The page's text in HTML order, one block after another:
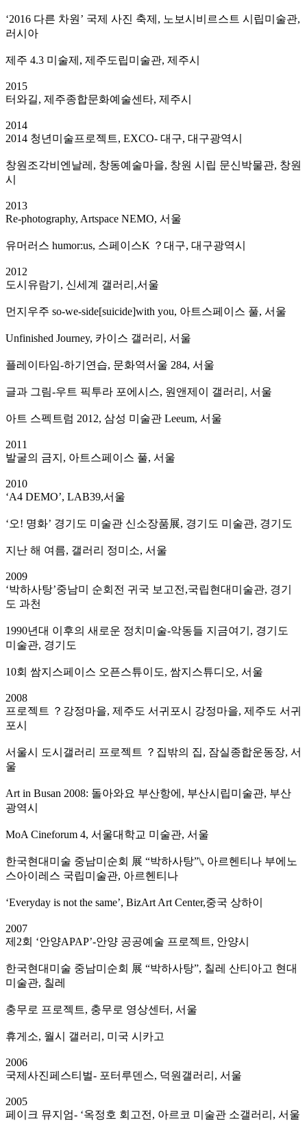
‘2016 다른 차원’ 국제 사진 축제, 노보시비르스트 시립미술관,
러시아
제주 4.3 미술제, 제주도립미술관, 제주시
2015
터와길, 제주종합문화예술센타, 제주시
2014
2014 청년미술프로젝트, EXCO- 대구, 대구광역시
창원조각비엔날레, 창동예술마을, 창원 시립 문신박물관, 창원
시
2013
Re-photography, Artspace NEMO, 서울
유머러스 humor:us, 스페이스K ？대구, 대구광역시
2012
도시유람기, 신세계 갤러리,서울
먼지우주 so-we-side[suicide]with you, 아트스페이스 풀, 서울
Unfinished Journey, 카이스 갤러리, 서울
플레이타임-하기연습, 문화역서울 284, 서울
글과 그림-우트 픽투라 포에시스, 원앤제이 갤러리, 서울
아트 스펙트럼 2012, 삼성 미술관 Leeum, 서울
2011
발굴의 금지, 아트스페이스 풀, 서울
2010
‘A4 DEMO’, LAB39,서울
‘오! 명화’ 경기도 미술관 신소장품展, 경기도 미술관, 경기도
지난 해 여름, 갤러리 정미소, 서울
2009
‘박하사탕’중남미 순회전 귀국 보고전,국립현대미술관, 경기
도 과천
1990년대 이후의 새로운 정치미술-악동들 지금여기, 경기도
미술관, 경기도
10회 쌈지스페이스 오픈스튜이도, 쌈지스튜디오, 서울
2008
프로젝트 ？강정마을, 제주도 서귀포시 강정마을, 제주도 서귀
포시
서울시 도시갤러리 프로젝트 ？집밖의 집, 잠실종합운동장, 서
울
Art in Busan 2008: 돌아와요 부산항에, 부산시립미술관, 부산
광역시
MoA Cineforum 4, 서울대학교 미술관, 서울
한국현대미술 중남미순회 展 “박하사탕”\, 아르헨티나 부에노
스아이레스 국립미술관, 아르헨티나
‘Everyday is not the same’, BizArt Art Center,중국 상하이
2007
제2회 ‘안양APAP’-안양 공공예술 프로젝트, 안양시
한국현대미술 중남미순회 展 “박하사탕”, 칠레 산티아고 현대
미술관, 칠레
충무로 프로젝트, 충무로 영상센터, 서울
휴게소, 월시 갤러리, 미국 시카고
2006
국제사진페스티벌- 포터루덴스, 덕원갤러리, 서울
2005
페이크 뮤지엄- ‘옥정호 회고전, 아르코 미술관 소갤러리, 서울